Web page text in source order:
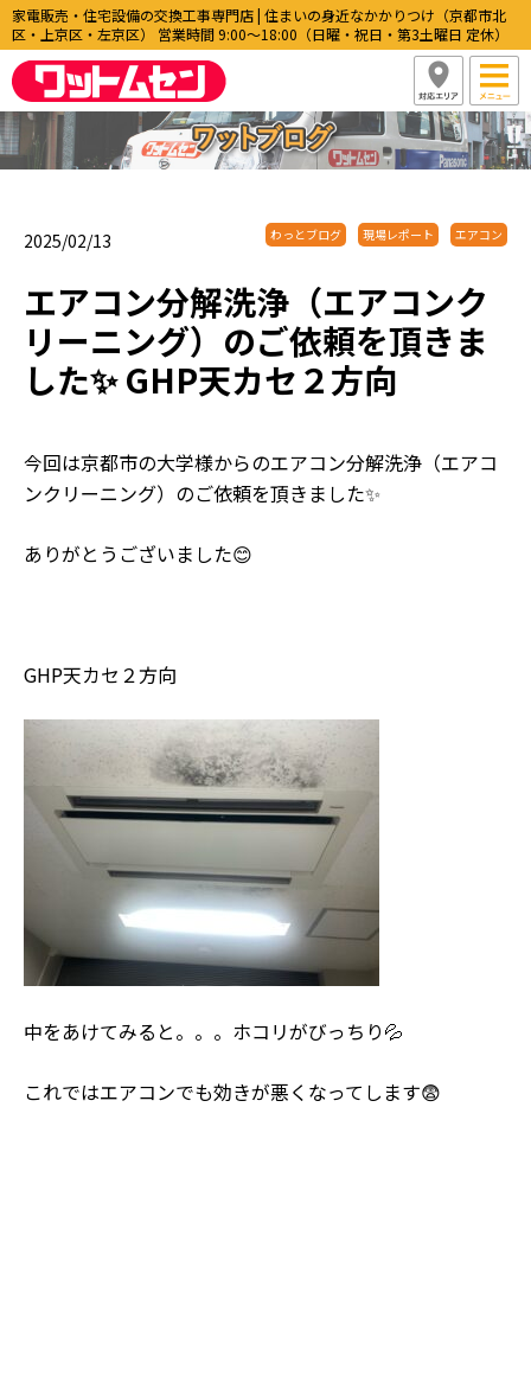
家電販売・住宅設備の交換工事専門店 | 住まいの身近なかかりつけ（京都市北
区・上京区・左京区） 営業時間 9:00〜18:00（日曜・祝日・第3土曜日 定休）
2025/02/13 わっとブログ 現場レポート エアコン
エアコン分解洗浄（エアコンク
リーニング）のご依頼を頂きま
した✨ GHP天カセ２方向
今回は京都市の大学様からのエアコン分解洗浄（エアコ
ンクリーニング）のご依頼を頂きました✨
ありがとうございました😊
GHP天カセ２方向
中をあけてみると。。。ホコリがびっちり💦
これではエアコンでも効きが悪くなってします😨